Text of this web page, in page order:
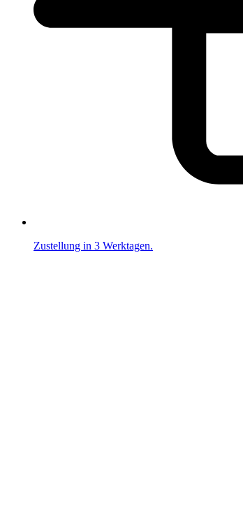
Zustellung in 3 Werktagen.